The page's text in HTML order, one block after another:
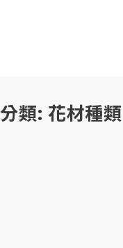
分類: 花材種類